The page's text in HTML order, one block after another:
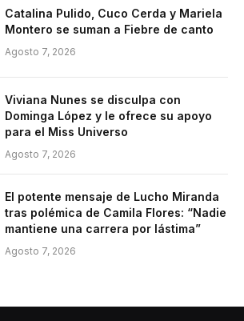
Catalina Pulido, Cuco Cerda y Mariela
Montero se suman a Fiebre de canto
Agosto 7, 2026
Viviana Nunes se disculpa con
Dominga López y le ofrece su apoyo
para el Miss Universo
Agosto 7, 2026
El potente mensaje de Lucho Miranda
tras polémica de Camila Flores: “Nadie
mantiene una carrera por lástima”
Agosto 7, 2026